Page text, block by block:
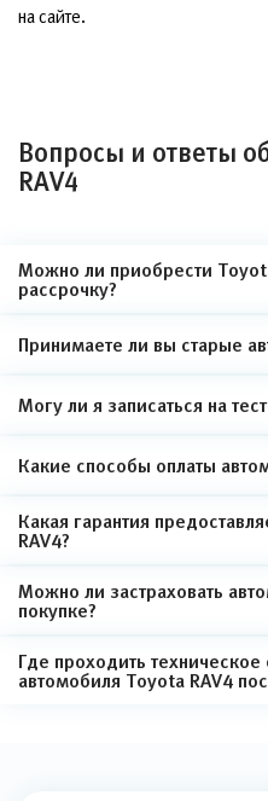
на сайте.
Вопросы и ответы
RAV4
Можно ли приобрести
рассрочку?
Принимаете ли вы старые
Могу ли я записаться на
Какие способы оплаты
Какая гарантия
RAV4?
Можно ли застраховать
покупке?
Где проходить
автомобиля Toyota RAV4